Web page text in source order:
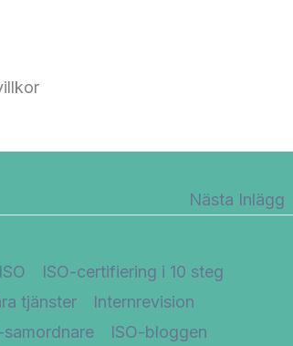
Nästa Inlägg
ISO-certifiering i 10 steg
tjänster
Internrevision
samordnare
ISO-bloggen